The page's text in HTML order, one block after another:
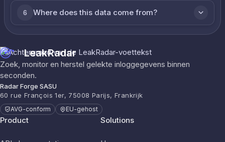
6 Where does this data come from?
LeakRadar
Zoek, monitor en herstel gelekte inloggegevens binnen
seconden.
Radar Forge SASU
60 rue François 1er, 75008 Parijs, Frankrijk
AVG-conform EU-gehost
Product Solutions